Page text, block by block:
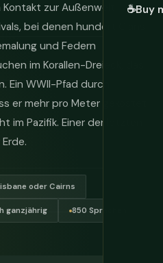
☕Buy
zur Außenwelt
bei denen hundert Clans
und Federn
im Korallen-Dreieck, das
Ein WWII-Pfad durch
er mehr pro Meter gekostet
im Pazifik. Einer der letzten
oder Cairns
ganzjährig 850 Sprachen